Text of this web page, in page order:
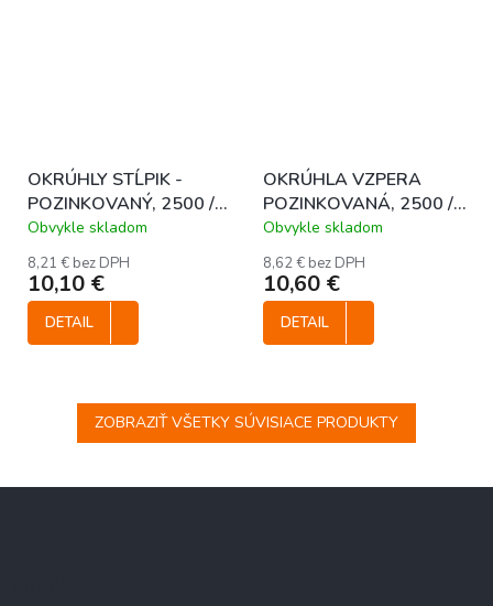
OKRÚHLY STĹPIK -
POZINKOVANÝ, 2500 /
48 mm
Obvykle skladom
8,21 € bez DPH
10,10 €
DETAIL
OKRÚHLA VZPERA
POZINKOVANÁ, 2500 /
38 mm
Obvykle skladom
8,62 € bez DPH
10,60 €
DETAIL
ZOBRAZIŤ VŠETKY SÚVISIACE PRODUKTY